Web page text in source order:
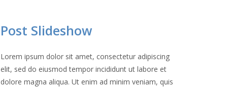
Post Slideshow
Lorem ipsum dolor sit amet, consectetur adipiscing
elit, sed do eiusmod tempor incididunt ut labore et
dolore magna aliqua. Ut enim ad minim veniam, quis